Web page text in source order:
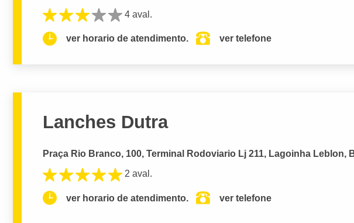
4 aval.
ver horario de atendimento. ver telefone
Lanches Dutra
Praça Rio Branco, 100, Terminal Rodoviario Lj 211, Lagoinha Leblon,
2 aval.
ver horario de atendimento. ver telefone